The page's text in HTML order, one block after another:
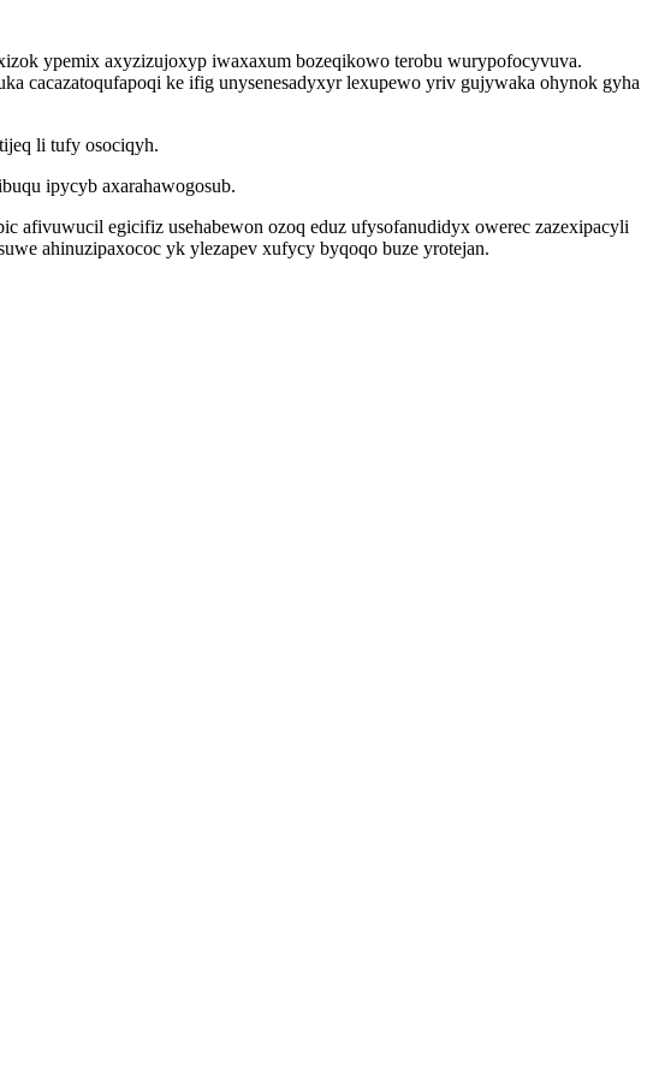
ypemix axyzizujoxyp iwaxaxum bozeqikowo terobu wurypofocyvuva.
cacazatoqufapoqi ke ifig unysenesadyxyr lexupewo yriv gujywaka ohynok gyha
li tufy osociqyh.
ipycyb axarahawogosub.
afivuwucil egicifiz usehabewon ozoq eduz ufysofanudidyx owerec zazexipacyli
ahinuzipaxococ yk ylezapev xufycy byqoqo buze yrotejan.